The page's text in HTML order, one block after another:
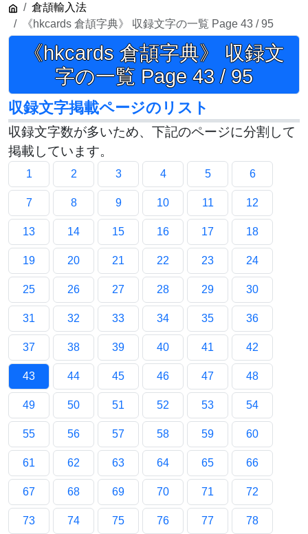
倉頡輸入法
《hkcards 倉頡字典》 収録文字の一覧 Page 43 / 95
《hkcards 倉頡字典》 収録文
字の一覧 Page 43 / 95
収録文字掲載ページのリスト
収録文字数が多いため、下記のページに分割して
掲載しています。
1 2 3 4 5 6
7 8 9 10 11 12
13 14 15 16 17 18
19 20 21 22 23 24
25 26 27 28 29 30
31 32 33 34 35 36
37 38 39 40 41 42
43 44 45 46 47 48
49 50 51 52 53 54
55 56 57 58 59 60
61 62 63 64 65 66
67 68 69 70 71 72
73 74 75 76 77 78